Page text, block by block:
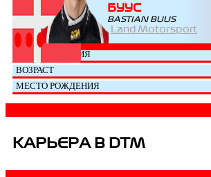
БУУС
BASTIAN BUUS
Land Motorsport
ДАТА РОЖДЕНИЯ
ВОЗРАСТ
МЕСТО РОЖДЕНИЯ
КАРЬЕРА В DTM